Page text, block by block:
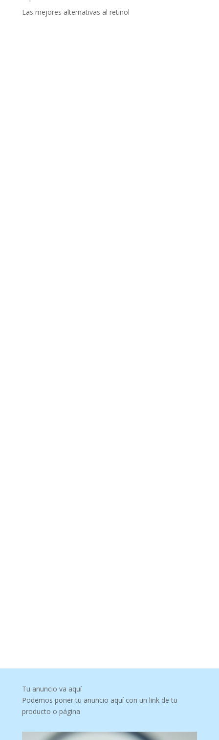
Las mejores alternativas al retinol
Tu anuncio va aquí
Podemos poner tu anuncio aquí con un link de tu
producto o página